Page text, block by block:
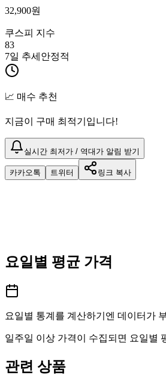
32,900원
쿠스피 지수
83
7일 추세 안정적
📈 매수 추천
지금이 구매 최적기입니다!
실시간 최저가 / 역대가 알림 받기
카카오톡 트위터 링크 복사
요일별 평균 가격
요일별 통계를 계산하기엔 데이터가
일주일 이상 가격이 수집되면 요일별
관련 상품